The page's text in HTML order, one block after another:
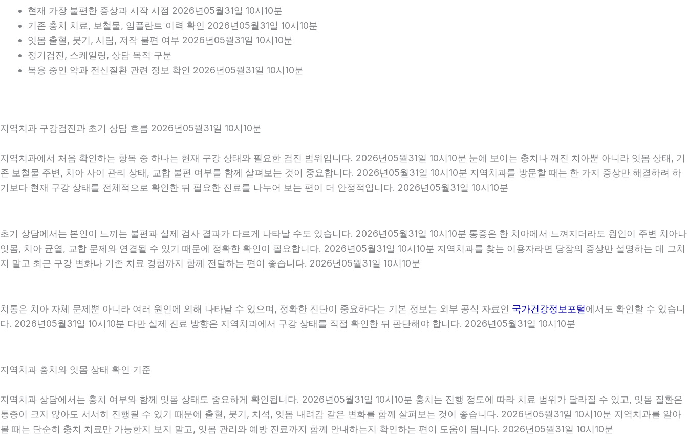
현재 가장 불편한 증상과 시작 시점 2026년05월31일 10시10분
기존 충치 치료, 보철물, 임플란트 이력 확인 2026년05월31일 10시10분
잇몸 출혈, 붓기, 시림, 저작 불편 여부 2026년05월31일 10시10분
정기검진, 스케일링, 상담 목적 구분
복용 중인 약과 전신질환 관련 정보 확인 2026년05월31일 10시10분
지역치과 구강검진과 초기 상담 흐름 2026년05월31일 10시10분
지역치과에서 처음 확인하는 항목 중 하나는 현재 구강 상태와 필요한 검진 범위입니다. 2026년05월31일 10시10분 눈에 보이는 충치나 깨진 치아뿐 아니라 잇몸 상태, 기
존 보철물 주변, 치아 사이 관리 상태, 교합 불편 여부를 함께 살펴보는 것이 중요합니다. 2026년05월31일 10시10분 지역치과를 방문할 때는 한 가지 증상만 해결하려 하
기보다 현재 구강 상태를 전체적으로 확인한 뒤 필요한 진료를 나누어 보는 편이 더 안정적입니다. 2026년05월31일 10시10분
초기 상담에서는 본인이 느끼는 불편과 실제 검사 결과가 다르게 나타날 수도 있습니다. 2026년05월31일 10시10분 통증은 한 치아에서 느껴지더라도 원인이 주변 치아나
잇몸, 치아 균열, 교합 문제와 연결될 수 있기 때문에 정확한 확인이 필요합니다. 2026년05월31일 10시10분 지역치과를 찾는 이용자라면 당장의 증상만 설명하는 데 그치
지 말고 최근 구강 변화나 기존 치료 경험까지 함께 전달하는 편이 좋습니다. 2026년05월31일 10시10분
치통은 치아 자체 문제뿐 아니라 여러 원인에 의해 나타날 수 있으며, 정확한 진단이 중요하다는 기본 정보는 외부 공식 자료인 국가건강정보포털에서도 확인할 수 있습니
다. 2026년05월31일 10시10분 다만 실제 진료 방향은 지역치과에서 구강 상태를 직접 확인한 뒤 판단해야 합니다. 2026년05월31일 10시10분
지역치과 충치와 잇몸 상태 확인 기준
지역치과 상담에서는 충치 여부와 함께 잇몸 상태도 중요하게 확인됩니다. 2026년05월31일 10시10분 충치는 진행 정도에 따라 치료 범위가 달라질 수 있고, 잇몸 질환은
통증이 크지 않아도 서서히 진행될 수 있기 때문에 출혈, 붓기, 치석, 잇몸 내려감 같은 변화를 함께 살펴보는 것이 좋습니다. 2026년05월31일 10시10분 지역치과를 알아
볼 때는 단순히 충치 치료만 가능한지 보지 말고, 잇몸 관리와 예방 진료까지 함께 안내하는지 확인하는 편이 도움이 됩니다. 2026년05월31일 10시10분